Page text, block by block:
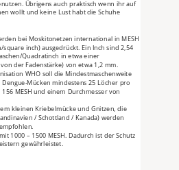
Übrigens auch praktisch wenn ihr auf
wollt und keine Lust habt die Schuhe
bei Moskitonetzen international in MESH
inch) ausgedrückt. Ein Inch sind 2,54
Quadratinch in etwa einer
der Fadenstärke) von etwa 1,2 mm.
WHO soll die Mindestmaschenweite
Mücken mindestens 25 Löcher pro
MESH und einem Durchmesser von
kleinen Kriebelmücke und Gnitzen, die
/ Schottland / Kanada) werden
1000 – 1500 MESH. Dadurch ist der Schutz
gewährleistet.